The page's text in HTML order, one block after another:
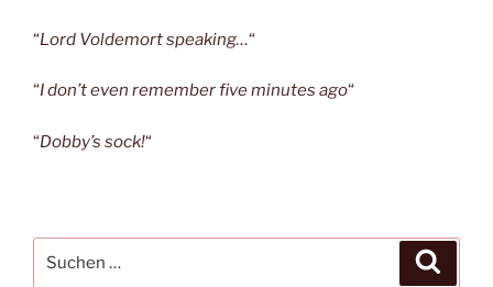
“Lord Voldemort speaking…“
“I don’t even remember five minutes ago“
“Dobby’s sock!“
nach: